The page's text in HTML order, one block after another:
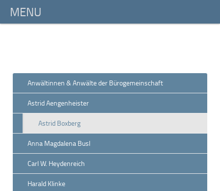
Anwältinnen & Anwälte der Bürogemeinschaft
Astrid Aengenheister
Astrid Boxberg
Anna Magdalena Busl
Carl W. Heydenreich
Harald Klinke